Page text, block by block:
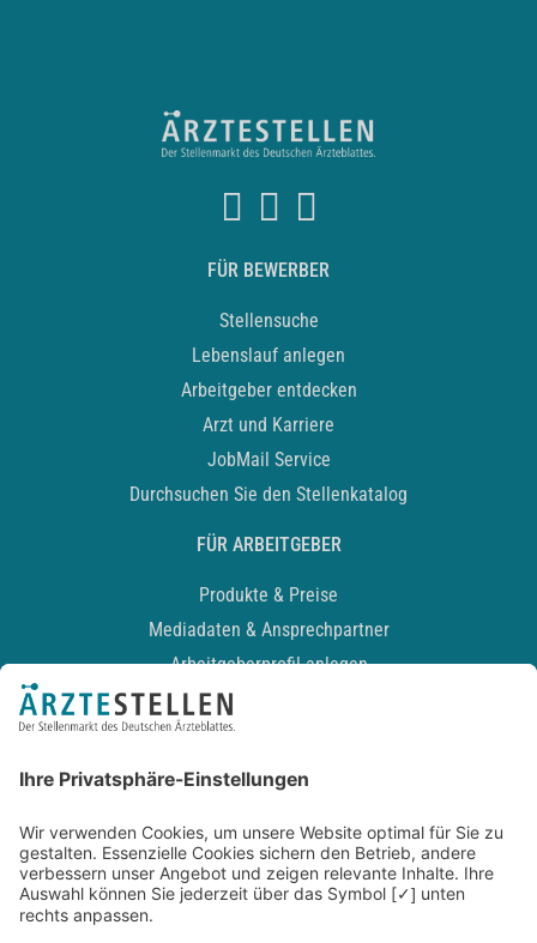
FÜR BEWERBER
Stellensuche
Lebenslauf anlegen
Arbeitgeber entdecken
Arzt und Karriere
JobMail Service
Durchsuchen Sie den Stellenkatalog
FÜR ARBEITGEBER
Produkte & Preise
Mediadaten & Ansprechpartner
Arbeitgeberprofil anlegen
Recruiting-Podcast
Kontakt
Datenschutz
Newsletter